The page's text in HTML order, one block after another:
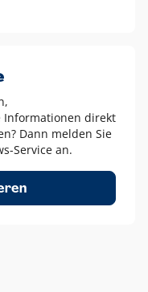
in Ausnahmefällen
Weiß-Umsetzungen
von jeweils einer
Richtungen
Informationen direkt
Dann melden Sie
Service an.